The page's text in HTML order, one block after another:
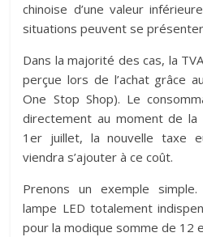
chinoise d’une valeur
situations peuvent se
Dans la majorité des cas, la
perçue lors de l’achat grâce
One Stop Shop). Le
directement au moment de
1er juillet, la nouvelle taxe
viendra s’ajouter à ce coût.
Prenons un exemple
lampe LED totalement
pour la modique somme de 12